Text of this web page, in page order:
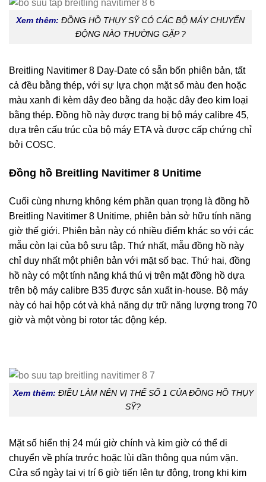
Xem thêm: ĐỒNG HỒ THỤY SỸ CÓ CÁC BỘ MÁY CHUYỂN
ĐỘNG NÀO THƯỜNG GẶP ?
Breitling Navitimer 8 Day-Date có sẵn bốn phiên bản, tất
cả đều bằng thép, với sự lựa chọn mặt số màu đen hoặc
màu xanh đi kèm dây đeo bằng da hoặc dây đeo kim loại
bằng thép. Đồng hồ này được trang bị bộ máy calibre 45,
dựa trên cấu trúc của bộ máy ETA và được cấp chứng chỉ
bởi COSC.
Đồng hồ Breitling Navitimer 8 Unitime
Cuối cùng nhưng không kém phần quan trọng là đồng hồ
Breitling Navitimer 8 Unitime, phiên bản sở hữu tính năng
giờ thế giới. Phiên bản này có nhiều điểm khác so với các
mẫu còn lại của bộ sưu tập. Thứ nhất, mẫu đồng hồ này
chỉ duy nhất một phiên bản với mặt số bạc. Thứ hai, đồng
hồ này có một tính năng khá thú vị trên mặt đồng hồ dựa
trên bộ máy calibre B35 được sản xuất in-house. Bộ máy
này có hai hộp cót và khả năng dự trữ năng lượng trong 70
giờ và một vòng bi rotor tác động kép.
Xem thêm: ĐIỀU LÀM NÊN VỊ THẾ SỐ 1 CỦA ĐỒNG HỒ THỤY
SỸ?
Mặt số hiển thị 24 múi giờ chính và kim giờ có thể di
chuyển về phía trước hoặc lùi dần thông qua núm vặn.
Cửa sổ ngày tại vị trí 6 giờ tiến lên tự động, trong khi kim